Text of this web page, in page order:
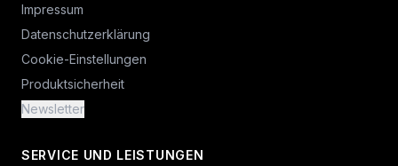
Impressum
Datenschutzerklärung
Cookie-Einstellungen
Produktsicherheit
Newsletter
SERVICE UND LEISTUNGEN